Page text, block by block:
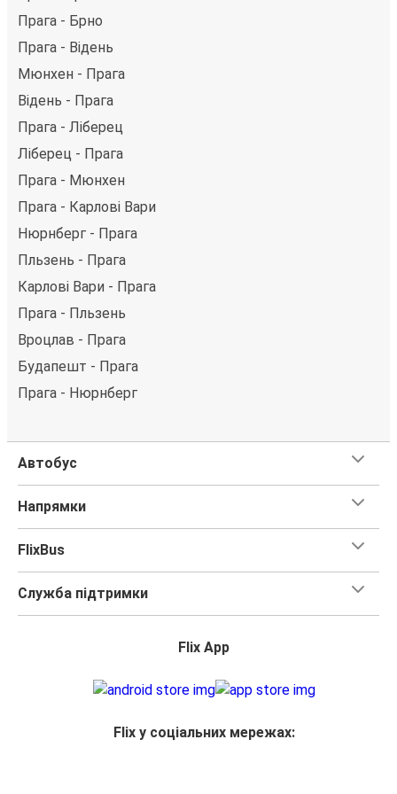
Прага - Брно
Прага - Відень
Мюнхен - Прага
Відень - Прага
Прага - Ліберец
Ліберец - Прага
Прага - Мюнхен
Прага - Карлові Вари
Нюрнберг - Прага
Пльзень - Прага
Карлові Вари - Прага
Прага - Пльзень
Вроцлав - Прага
Будапешт - Прага
Прага - Нюрнберг
Автобус
Напрямки
FlixBus
Служба підтримки
Flix App
Flix у соціальних мережах: